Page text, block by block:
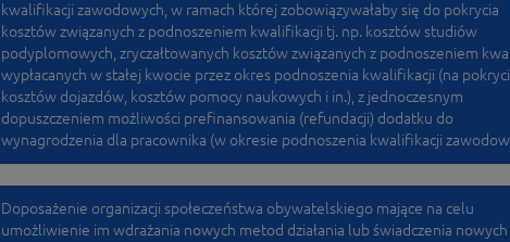
kwalifikacji zawodowych, w ramach której zobowiązywałaby się do pokrycia
kosztów związanych z podnoszeniem kwalifikacji tj. np. kosztów studiów
podyplomowych, zryczałtowanych kosztów związanych z podnoszeniem
wypłacanych w stałej kwocie przez okres podnoszenia kwalifikacji (na
kosztów dojazdów, kosztów pomocy naukowych i in.), z jednoczesnym
dopuszczeniem możliwości prefinansowania (refundacji) dodatku do
wynagrodzenia dla pracownika (w okresie podnoszenia kwalifikacji
Doposażenie organizacji społeczeństwa obywatelskiego mające na celu
umożliwienie im wdrażania nowych metod działania lub świadczenia nowych